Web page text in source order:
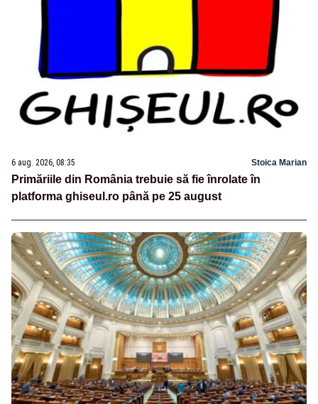
6 aug. 2026, 08:35 Stoica Marian
Primăriile din România trebuie să fie înrolate în
platforma ghiseul.ro până pe 25 august